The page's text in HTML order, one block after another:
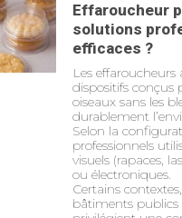
Effaroucheur
solutions
efficaces ?
Les
dispositifs conçus
oiseaux sans les
durablement
Selon la
professionnels
visuels (rapaces,
ou électroniques.
Certains
bâtiments publics